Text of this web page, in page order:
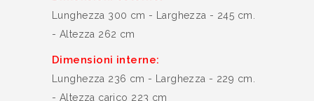
Lunghezza 300 cm - Larghezza - 245 cm.
- Altezza 262 cm
Dimensioni interne:
Lunghezza 236 cm - Larghezza - 229 cm.
- Altezza carico 223 cm